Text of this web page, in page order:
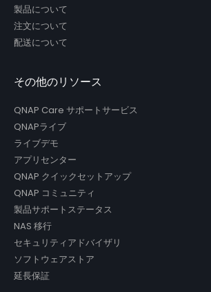
製品について
注文について
配送について
その他のリソース
QNAP Care サポートサービス
QNAPライブ
ライブデモ
アプリセンター
QNAP クイックセットアップ
QNAP コミュニティ
製品サポートステータス
NAS 移行
セキュリティアドバイザリ
ソフトウェアストア
延長保証